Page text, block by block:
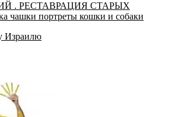
. РЕСТАВРАЦИЯ СТАРЫХ
чашки портреты кошки и собаки
Израилю